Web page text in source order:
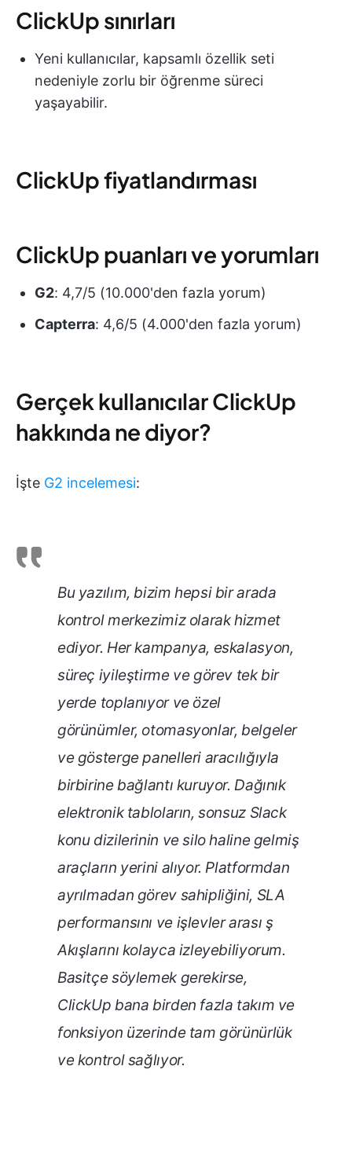
ClickUp sınırları
Yeni kullanıcılar, kapsamlı özellik seti
nedeniyle zorlu bir öğrenme süreci
yaşayabilir.
ClickUp fiyatlandırması
ClickUp puanları ve yorumları
G2: 4,7/5 (10.000'den fazla yorum)
Capterra: 4,6/5 (4.000'den fazla yorum)
Gerçek kullanıcılar ClickUp
hakkında ne diyor?
İşte G2 incelemesi:
Bu yazılım, bizim hepsi bir arada
kontrol merkezimiz olarak hizmet
ediyor. Her kampanya, eskalasyon,
süreç iyileştirme ve görev tek bir
yerde toplanıyor ve özel
görünümler, otomasyonlar, belgeler
ve gösterge panelleri aracılığıyla
birbirine bağlantı kuruyor. Dağınık
elektronik tabloların, sonsuz Slack
konu dizilerinin ve silo haline gelmiş
araçların yerini alıyor. Platformdan
ayrılmadan görev sahipliğini, SLA
performansını ve işlevler arası ş
Akışlarını kolayca izleyebiliyorum.
Basitçe söylemek gerekirse,
ClickUp bana birden fazla takım ve
fonksiyon üzerinde tam görünürlük
ve kontrol sağlıyor.